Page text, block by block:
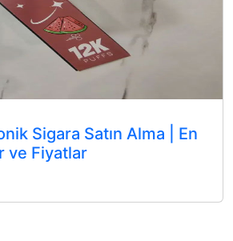
Sigara Satın Alma | En
ve Fiyatlar